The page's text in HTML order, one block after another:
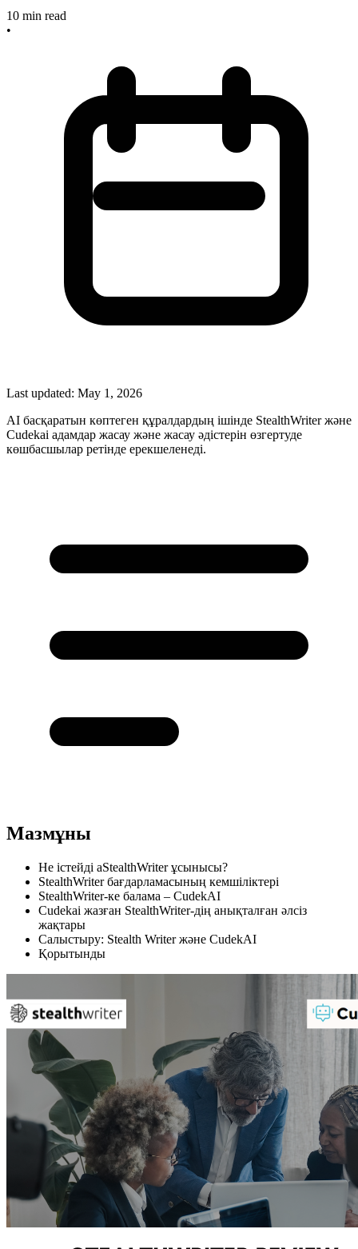
10 min read
•
Last updated: May 1, 2026
AI басқаратын көптеген құралдардың ішінде StealthWriter және
Cudekai адамдар жасау және жасау әдістерін өзгертуде
көшбасшылар ретінде ерекшеленеді.
Мазмұны
Не істейді аStealthWriter ұсынысы?
StealthWriter бағдарламасының кемшіліктері
StealthWriter-ке балама – CudekAI
Cudekai жазған StealthWriter-дің анықталған әлсіз
жақтары
Салыстыру: Stealth Writer және CudekAI
Қорытынды